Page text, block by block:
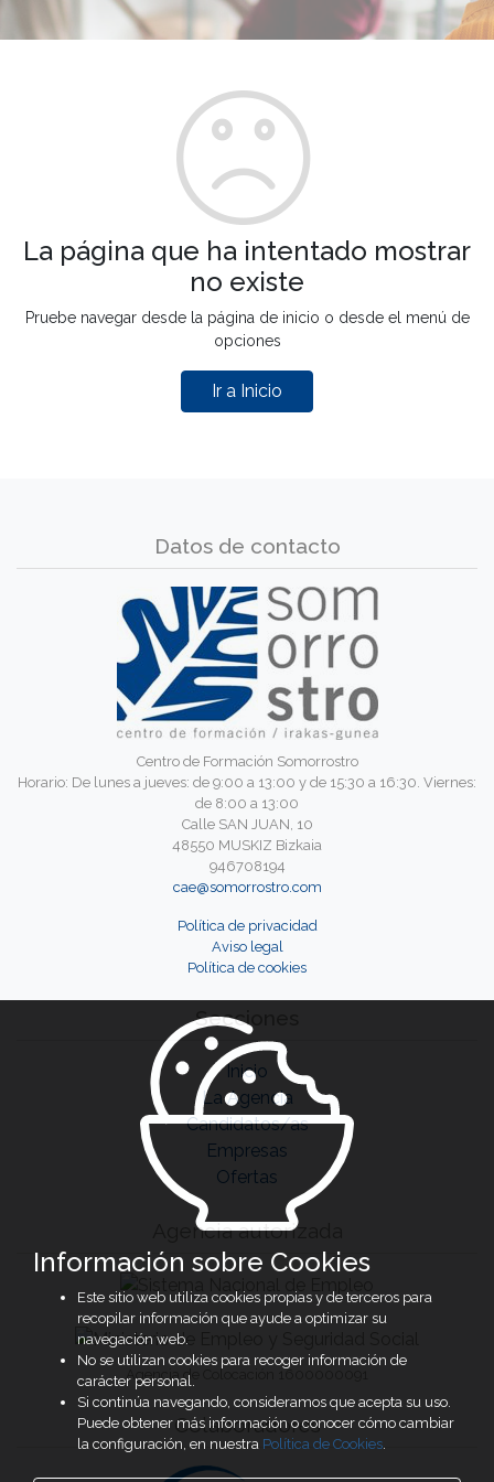
La página que ha intentado mostrar
no existe
Pruebe navegar desde la página de inicio o desde el menú de
opciones
Ir a Inicio
Datos de contacto
Centro de Formación Somorrostro
Horario: De lunes a jueves: de 9:00 a 13:00 y de 15:30 a 16:30. Viernes:
de 8:00 a 13:00
Calle SAN JUAN, 10
48550 MUSKIZ Bizkaia
946708194
cae@somorrostro.com
Política de privacidad
Aviso legal
Política de cookies
Secciones
Inicio
La Agencia
Candidatos/as
Empresas
Ofertas
Agencia autorizada
Agencia de Colocación 1600000091
Colaboradores
Información sobre Cookies
Este sitio web utiliza cookies propias y de terceros para
recopilar información que ayude a optimizar su
navegación web.
No se utilizan cookies para recoger información de
carácter personal.
Si continúa navegando, consideramos que acepta su uso.
Puede obtener más información o conocer cómo cambiar
la configuración, en nuestra Política de Cookies.